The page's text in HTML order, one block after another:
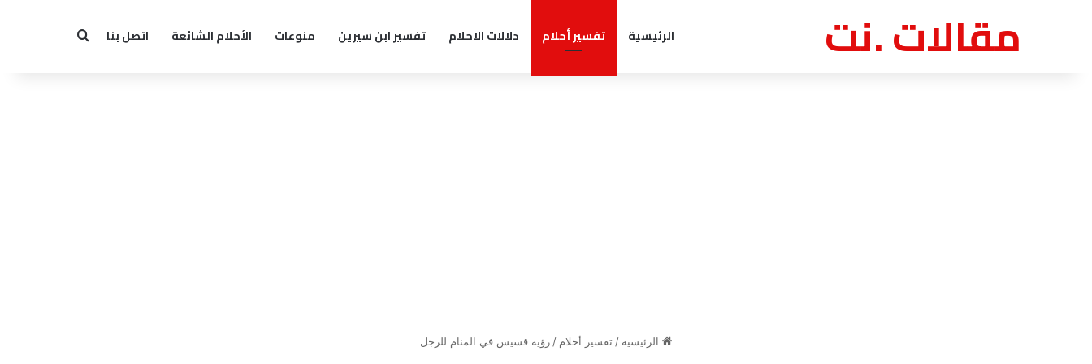
مقالات .نت الرئيسية تفسير أحلام دلالات الاحلام تفسير ابن سيرين منوعات الأحلام الشائعة اتصل بنا بحث عن
الرئيسية / تفسير أحلام / رؤية قسيس في المنام للرجل